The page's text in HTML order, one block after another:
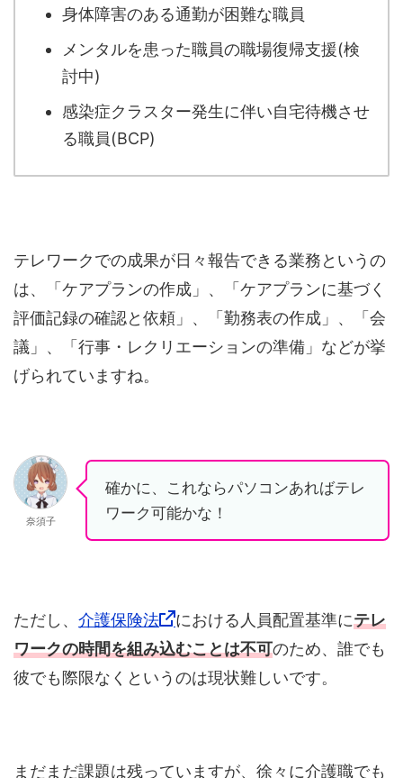
身体障害のある通勤が困難な職員
メンタルを患った職員の職場復帰支援(検
討中)
感染症クラスター発生に伴い自宅待機させ
る職員(BCP)
テレワークでの成果が日々報告できる業務というの
は、「ケアプランの作成」、「ケアプランに基づく
評価記録の確認と依頼」、「勤務表の作成」、「会
議」、「行事・レクリエーションの準備」などが挙
げられていますね。
奈須子
確かに、これならパソコンあればテレ
ワーク可能かな！
ただし、 介護保険法 における人員配置基準にテレ
ワークの時間を組み込むことは不可のため、誰でも
彼でも際限なくというのは現状難しいです。
まだまだ課題は残っていますが、徐々に介護職でも